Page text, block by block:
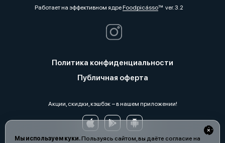
Мы используем куки.Пользуясь сайтом, вы даёте согласие на
Работает на эффективном ядреFoodpicássover. 3.2
Политика конфиденциальности
Публичная оферта
Акции, скидки, кэшбэк − в нашем приложении!